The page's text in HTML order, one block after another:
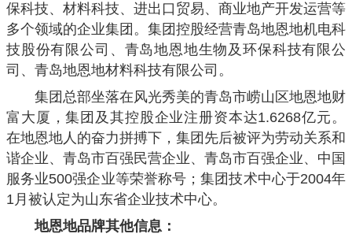
保科技、材料科技、进出口贸易、商业地产开发运营等
多个领域的企业集团。集团控股经营青岛地恩地机电科
技股份有限公司、青岛地恩地生物及环保科技有限公
司、青岛地恩地材料科技有限公司。
集团总部坐落在风光秀美的青岛市崂山区地恩地财
富大厦，集团及其控股企业注册资本达1.6268亿元。
在地恩地人的奋力拼搏下，集团先后被评为劳动关系和
谐企业、青岛市百强民营企业、青岛市百强企业、中国
服务业500强企业等荣誉称号；集团技术中心于2004年
1月被认定为山东省企业技术中心。
地恩地品牌其他信息：